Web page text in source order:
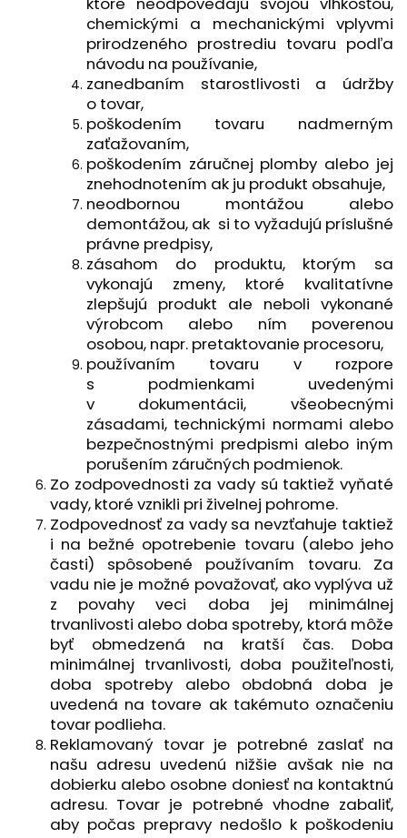
chemickými a mechanickými vplyvmi
prirodzeného prostrediu tovaru podľa
návodu na používanie,
zanedbaním starostlivosti a údržby
o tovar,
poškodením tovaru nadmerným
zaťažovaním,
poškodením záručnej plomby alebo jej
znehodnotením ak ju produkt obsahuje,
neodbornou montážou alebo
demontážou, ak si to vyžadujú príslušné
právne predpisy,
zásahom do produktu, ktorým sa
vykonajú zmeny, ktoré kvalitatívne
zlepšujú produkt ale neboli vykonané
výrobcom alebo ním poverenou
osobou, napr. pretaktovanie procesoru,
používaním tovaru v rozpore
s podmienkami uvedenými
v dokumentácii, všeobecnými
zásadami, technickými normami alebo
bezpečnostnými predpismi alebo iným
porušením záručných podmienok.
Zo zodpovednosti za vady sú taktiež vyňaté
vady, ktoré vznikli pri živelnej pohrome.
Zodpovednosť za vady sa nevzťahuje taktiež
i na bežné opotrebenie tovaru (alebo jeho
časti) spôsobené používaním tovaru. Za
vadu nie je možné považovať, ako vyplýva už
z povahy veci doba jej minimálnej
trvanlivosti alebo doba spotreby, ktorá môže
byť obmedzená na kratší čas. Doba
minimálnej trvanlivosti, doba použiteľnosti,
doba spotreby alebo obdobná doba je
uvedená na tovare ak takémuto označeniu
tovar podlieha.
Reklamovaný tovar je potrebné zaslať na
našu adresu uvedenú nižšie avšak nie na
dobierku alebo osobne doniesť na kontaktnú
adresu. Tovar je potrebné vhodne zabaliť,
aby počas prepravy nedošlo k poškodeniu